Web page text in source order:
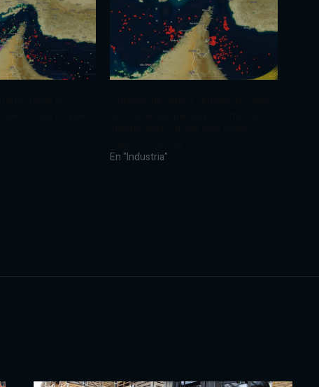
En "Industria"